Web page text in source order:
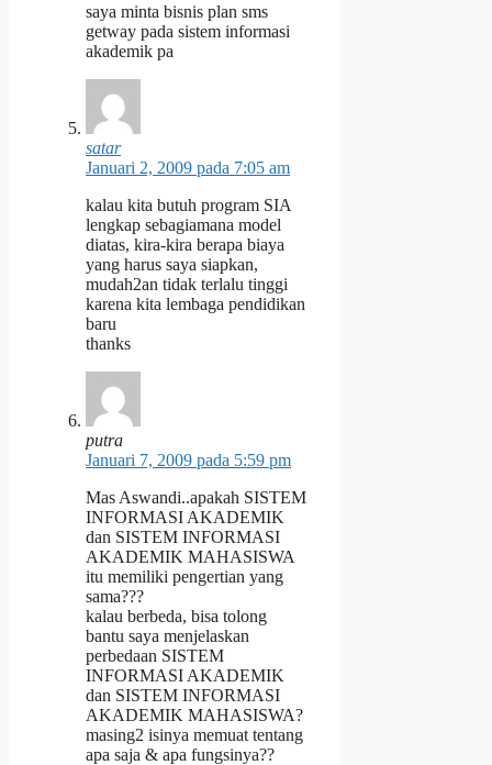
saya minta bisnis plan sms
getway pada sistem informasi
akademik pa
satar
Januari 2, 2009 pada 7:05 am
kalau kita butuh program SIA
lengkap sebagiamana model
diatas, kira-kira berapa biaya
yang harus saya siapkan,
mudah2an tidak terlalu tinggi
karena kita lembaga pendidikan
baru
thanks
putra
Januari 7, 2009 pada 5:59 pm
Mas Aswandi..apakah SISTEM
INFORMASI AKADEMIK
dan SISTEM INFORMASI
AKADEMIK MAHASISWA
itu memiliki pengertian yang
sama???
kalau berbeda, bisa tolong
bantu saya menjelaskan
perbedaan SISTEM
INFORMASI AKADEMIK
dan SISTEM INFORMASI
AKADEMIK MAHASISWA?
masing2 isinya memuat tentang
apa saja & apa fungsinya??